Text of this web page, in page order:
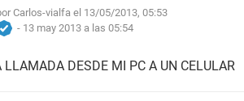
Carlos-vialfa el 13/05/2013, 05:53
- 13 may 2013 a las 05:54
LLAMADA DESDE MI PC A UN CELULAR